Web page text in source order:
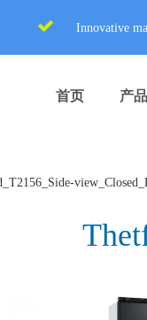
Innovative
首页 产品